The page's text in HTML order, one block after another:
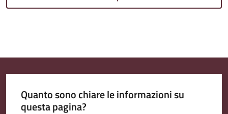
t
o
Quanto sono chiare le informazioni su
questa pagina?